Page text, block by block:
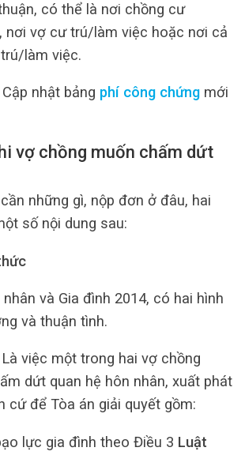
có thể là nơi chồng cư
nơi vợ cư trú/làm việc hoặc nơi cả
làm việc.
nhật bảng phí công chứng mới
vợ chồng muốn chấm dứt
những gì, nộp đơn ở đâu, hai
số nội dung sau:
và Gia đình 2014, có hai hình
và thuận tình.
Là việc một trong hai vợ chồng
dứt quan hệ hôn nhân, xuất phát
cứ để Tòa án giải quyết gồm:
lực gia đình theo Điều 3 Luật